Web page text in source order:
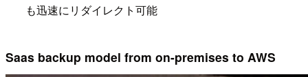
も迅速にリダイレクト可能
Saas backup model from on-premises to AWS